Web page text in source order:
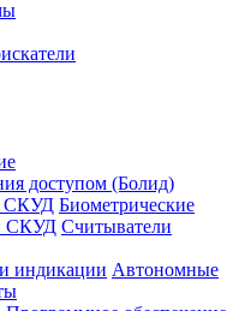
доступом (Болид)
СКУД Биометрические
СКУД Считыватели
индикации Автономные